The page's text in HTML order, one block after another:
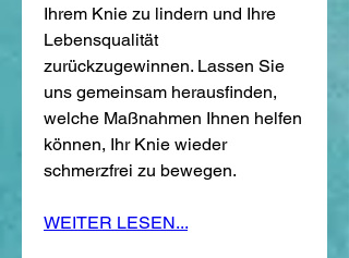
Ihrem Knie zu lindern und Ihre
Lebensqualität
zurückzugewinnen. Lassen Sie
uns gemeinsam herausfinden,
welche Maßnahmen Ihnen helfen
können, Ihr Knie wieder
schmerzfrei zu bewegen.
WEITER LESEN...